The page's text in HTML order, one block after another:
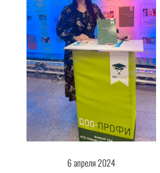
6 апреля 2024